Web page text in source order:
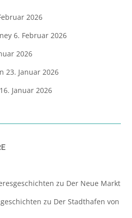
2026
6. Februar 2026
2026
23. Januar 2026
16. Januar 2026
zu Der Neue Markt
zu Der Stadthafen von